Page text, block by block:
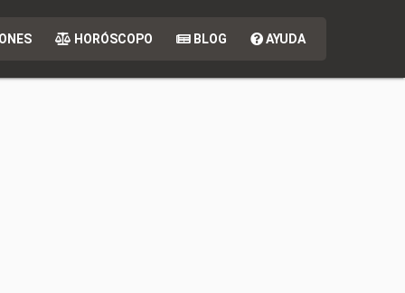
HORÓSCOPO BLOG AYUDA